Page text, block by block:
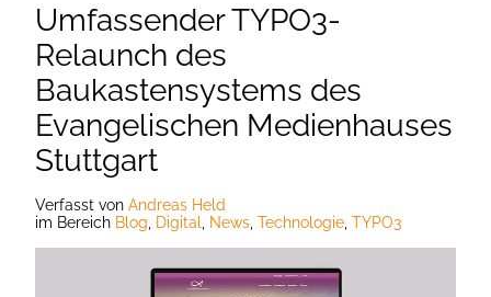
Umfassender TYPO3-
Relaunch des
Baukastensystems des
Evangelischen Medienhauses
Stuttgart
Verfasst von Andreas Held
im Bereich Blog Digital News Technologie TYPO3